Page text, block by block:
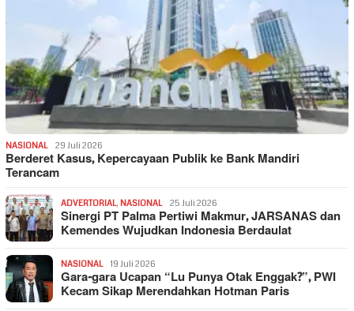
NASIONAL 29 Juli 2026
Berderet Kasus, Kepercayaan Publik ke Bank Mandiri
Terancam
ADVERTORIAL, NASIONAL 25 Juli 2026
Sinergi PT Palma Pertiwi Makmur, JARSANAS dan
Kemendes Wujudkan Indonesia Berdaulat
NASIONAL 19 Juli 2026
Gara-gara Ucapan “Lu Punya Otak Enggak?”, PWI
Kecam Sikap Merendahkan Hotman Paris